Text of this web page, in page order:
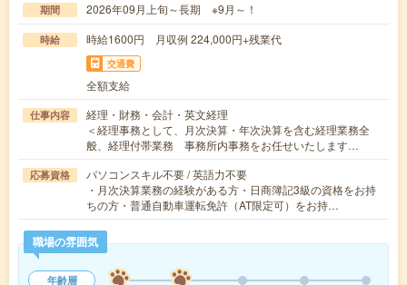
期間 2026年09月上旬～長期 ※9月～！
時給 時給1600円 月収例 224,000円+残業代
交通費
全額支給
仕事内容
経理・財務・会計・英文経理
＜経理事務として、月次決算・年次決算を含む経理業務全
般、経理付帯業務 事務所内事務をお任せいたします…
応募資格
パソコンスキル不要 / 英語力不要
・月次決算業務の経験がある方・日商簿記3級の資格をお持
ちの方・普通自動車運転免許（AT限定可）をお持…
職場の雰囲気
年齢層